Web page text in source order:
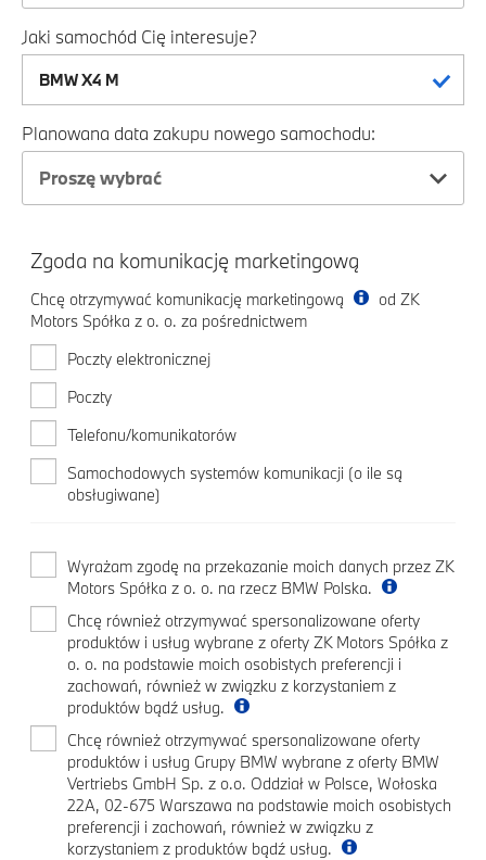
Jaki samochód Cię interesuje?
Planowana data zakupu nowego samochodu:
Proszę wybrać
Zgoda na komunikację marketingową
Chcę otrzymywać komunikację marketingową
od ZK
Motors Spółka z o. o. za pośrednictwem
Poczty elektronicznej
Poczty
Telefonu/komunikatorów
Samochodowych systemów komunikacji (o ile są
obsługiwane)
Wyrażam zgodę na przekazanie moich danych przez ZK
Motors Spółka z o. o. na rzecz BMW Polska.
Chcę również otrzymywać spersonalizowane oferty
produktów i usług wybrane z oferty ZK Motors Spółka z
o. o. na podstawie moich osobistych preferencji i
zachowań, również w związku z korzystaniem z
produktów bądź usług.
Chcę również otrzymywać spersonalizowane oferty
produktów i usług Grupy BMW wybrane z oferty BMW
Vertriebs GmbH Sp. z o.o. Oddział w Polsce, Wołoska
22A, 02-675 Warszawa na podstawie moich osobistych
preferencji i zachowań, również w związku z
korzystaniem z produktów bądź usług.